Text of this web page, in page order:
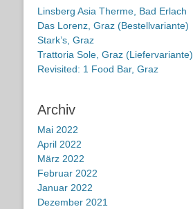
Linsberg Asia Therme, Bad Erlach
Das Lorenz, Graz (Bestellvariante)
Stark’s, Graz
Trattoria Sole, Graz (Liefervariante)
Revisited: 1 Food Bar, Graz
Archiv
Mai 2022
April 2022
März 2022
Februar 2022
Januar 2022
Dezember 2021